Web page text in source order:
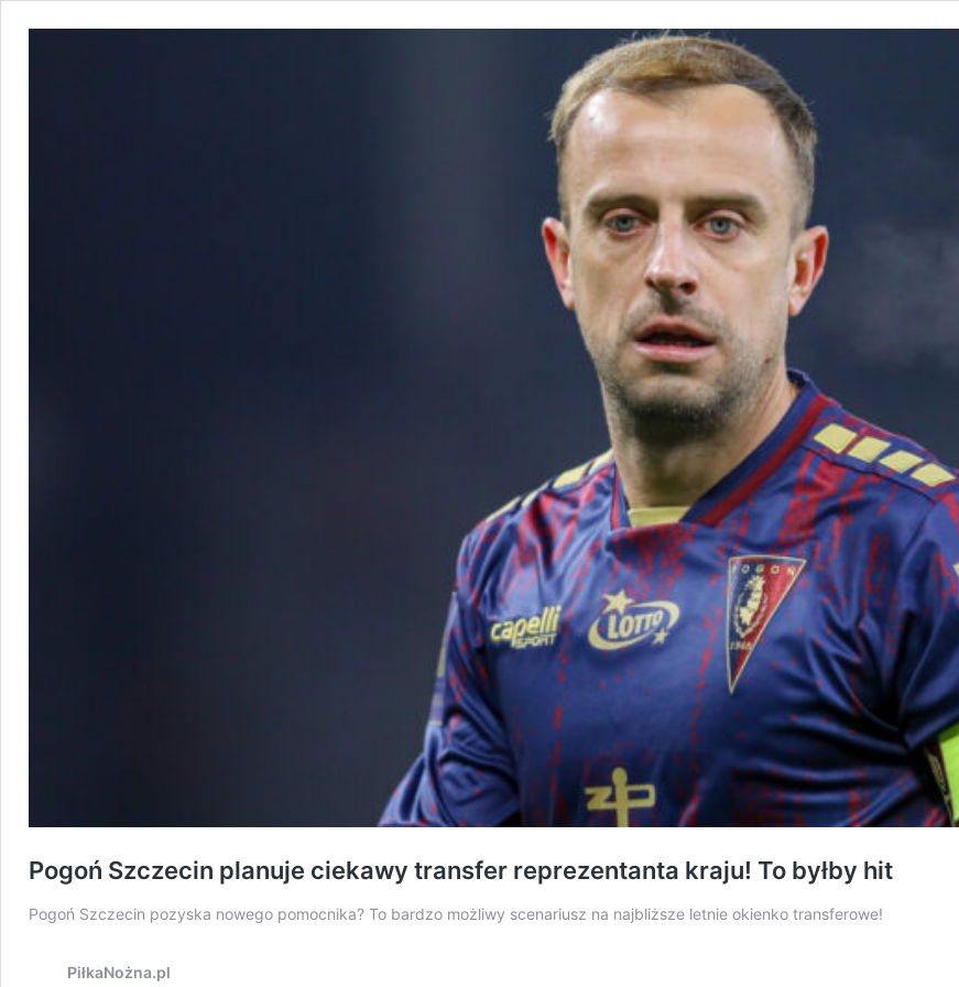
Pogoń Szczecin planuje ciekawy transfer reprezentanta kraju! To byłby hit
Pogoń Szczecin pozyska nowego pomocnika? To bardzo możliwy scenariusz na najbliższe letnie okienko transferowe!
PiłkaNożna.pl